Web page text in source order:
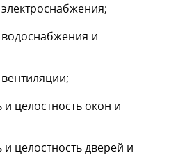
и
целостность окон и
целостность дверей и